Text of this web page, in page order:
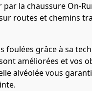
par la chaussure On-
routes et chemins
foulées grâce à sa
améliorées et vos
alvéolée vous